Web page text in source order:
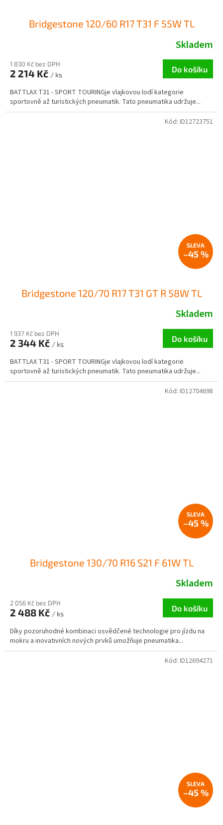
Bridgestone 120/60 R17 T31 F 55W TL
Skladem
1 830 Kč bez DPH
2 214 Kč / ks
Do košíku
BATTLAX T31 - SPORT TOURINGje vlajkovou lodí kategorie
sportovně až turistických pneumatik. Tato pneumatika udržuje...
–45 %
Bridgestone 120/70 R17 T31 GT R 58W TL
Skladem
1 937 Kč bez DPH
2 344 Kč / ks
Do košíku
BATTLAX T31 - SPORT TOURINGje vlajkovou lodí kategorie
sportovně až turistických pneumatik. Tato pneumatika udržuje...
Kód: ID12723751
–45 %
Bridgestone 130/70 R16 S21 F 61W TL
Skladem
2 056 Kč bez DPH
2 488 Kč / ks
Do košíku
Díky pozoruhodné kombinaci osvědčené technologie pro jízdu na
mokru a inovativních nových prvků umožňuje pneumatika...
Kód: ID12704698
–45 %
Kód: ID12694271